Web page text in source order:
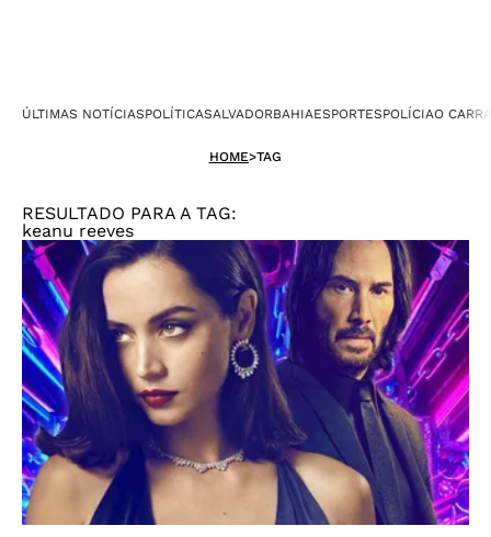
ÚLTIMAS NOTÍCIASPOLÍTICASALVADORBAHIAESPORTESPOLÍCIAO
HOME>TAG
RESULTADO PARA A TAG:
keanu reeves